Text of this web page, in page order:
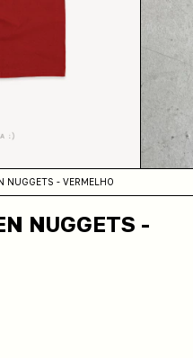
NUGGETS - VERMELHO
NUGGETS -